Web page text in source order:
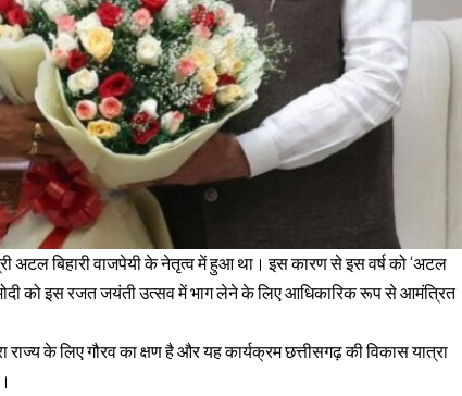
अटल बिहारी वाजपेयी के नेतृत्व में हुआ था। इस कारण से इस वर्ष को ‘अटल
मोदी को इस रजत जयंती उत्सव में भाग लेने के लिए आधिकारिक रूप से आमंत्रित
के लिए गौरव का क्षण है और यह कार्यक्रम छत्तीसगढ़ की विकास यात्रा